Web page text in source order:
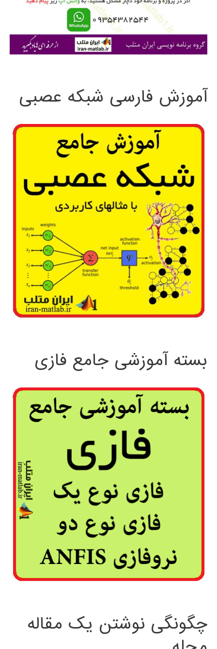
ی
آموزش فارسی شبکه عصبی
بسته آموزشی جامع فازی
چگونگی نوشتن یک مقاله